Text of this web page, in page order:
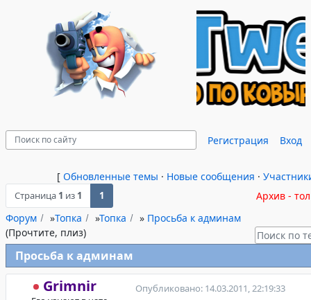
Регистрация Вход
[ Обновленные темы · Новые сообщения ·
Страница 1 из 1 1
Архив -
Форум
»Топка »Топка » Просьба к админам
(Прочтите, плиз)
Просьба к админам
Grimnir Опубликовано: 14.03.2011, 22:19:33